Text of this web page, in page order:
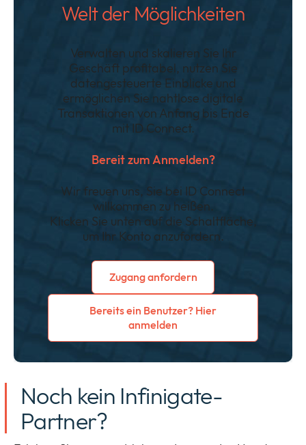
Welt der Möglichkeiten
Verwalten und skalieren Sie Ihr
Geschäft profitabel, nutzen Sie
datengesteuerte Einblicke und
ermöglichen Sie nahtlose digitale
Transaktionen von Anfang bis Ende
mit ID Connect.
Bereit zum Anmelden?
Wir freuen uns, Sie bei ID Connect
willkommen zu heißen.
Klicken Sie unten auf die Schaltfläche,
um Ihr Konto anzufordern.
Zugang anfordern
Bereits ein Benutzer? Hier
anmelden
Noch kein Infinigate-
Partner?